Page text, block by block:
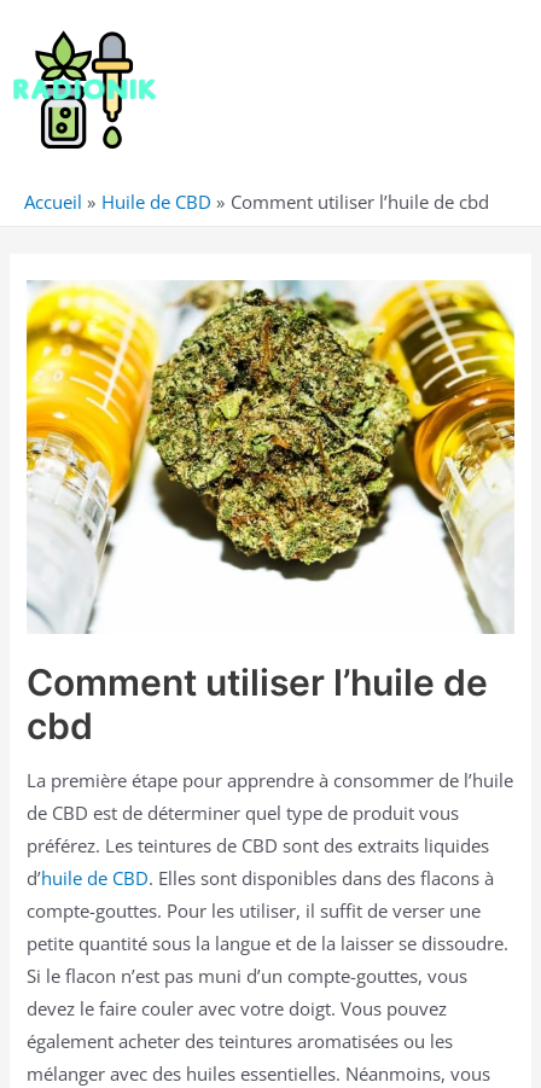
Accueil Huile de CBD Comment utiliser l’huile de cbd
Comment utiliser l’huile de
cbd
La première étape pour apprendre à consommer de l’huile
de CBD est de déterminer quel type de produit vous
préférez. Les teintures de CBD sont des extraits liquides
d’huile de CBD. Elles sont disponibles dans des flacons à
compte-gouttes. Pour les utiliser, il suffit de verser une
petite quantité sous la langue et de la laisser se dissoudre.
Si le flacon n’est pas muni d’un compte-gouttes, vous
devez le faire couler avec votre doigt. Vous pouvez
également acheter des teintures aromatisées ou les
mélanger avec des huiles essentielles. Néanmoins, vous